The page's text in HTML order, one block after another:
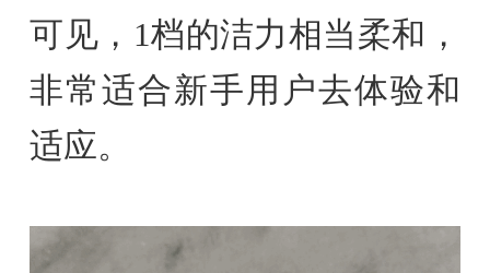
可见，1档的洁力相当柔和，
非常适合新手用户去体验和
适应。